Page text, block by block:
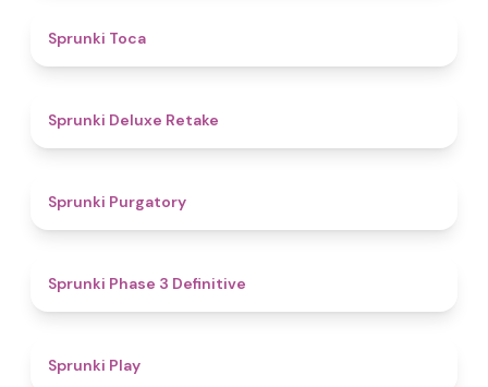
Sprunki Toca
Sprunki Deluxe Retake
Sprunki Purgatory
Sprunki Phase 3 Definitive
Sprunki Play